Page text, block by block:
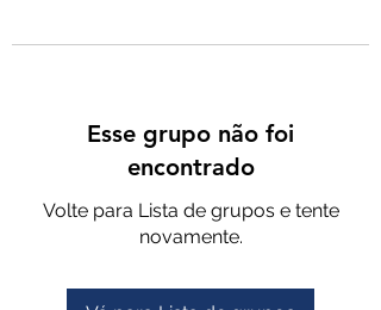
Esse grupo não foi
encontrado
Volte para Lista de grupos e tente
novamente.